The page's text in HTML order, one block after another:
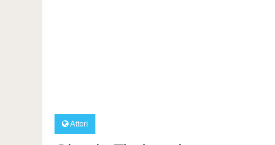
Attori